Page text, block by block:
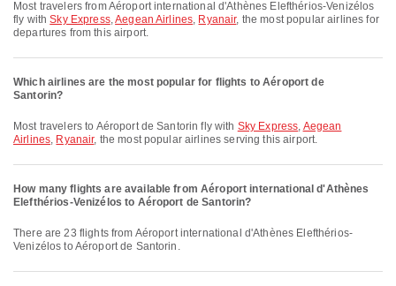
Most travelers from Aéroport international d'Athènes Elefthérios-Venizélos
fly withSky Express,Aegean Airlines, Ryanair, the most popular airlines for
departures from this airport.
Which airlines are the most popular for flights to Aéroport de
Santorin?
Most travelers to Aéroport de Santorin fly with Sky Express, Aegean
Airlines, Ryanair, the most popular airlines serving this airport.
How many flights are available from Aéroport international d'Athènes
Elefthérios-Venizélos to Aéroport de Santorin?
There are 23 flights from Aéroport international d'Athènes Elefthérios-
Venizélos to Aéroport de Santorin.